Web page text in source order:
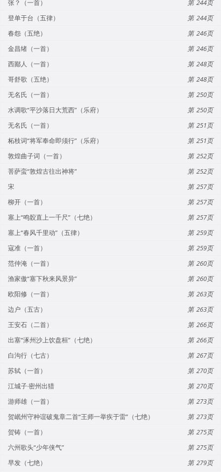
张？（一首）
244
登单于台（五律）
244
春怨（五绝）
246
金昌绪（一首）
246
西鄙人（一首）
248
哥舒歌（五绝）
248
无名氏（一首）
250
水调歌“平沙落日大荒西”（乐府）
250
无名氏（一首）
251
柘枝词“将军奉命即须行”（乐府）
251
敦煌曲子词（一首）
252
菩萨蛮“敦煌古往出神将”
252
宋
257
柳开（一首）
257
塞上“鸣骹直上一千尺”（七绝）
257
塞上“春风千里动”（五律）
259
寇准（一首）
259
范仲淹（一首）
260
渔家傲“塞下秋来风景异”
260
欧阳修（一首）
263
边户（五古）
263
王安石（二首）
266
出塞“涿州沙上饮盘桓”（七绝）
266
白沟行（七古）
267
苏轼（一首）
270
江城子·密州出猎
270
游师雄（一首）
273
贺岷州守种谊破鬼章二首“王师一举疾于雷”（七绝）
273
贺铸（一首）
275
六州歌头“少年侠气”
275
早发（七绝）
279